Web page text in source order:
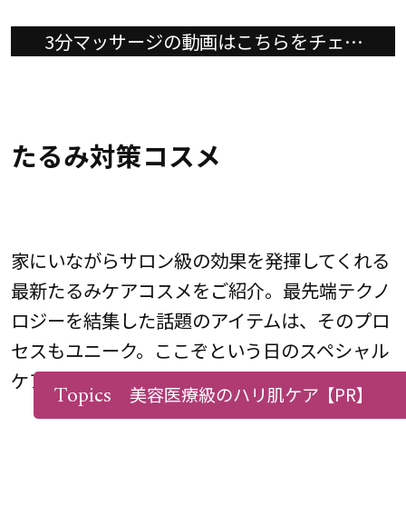
3分マッサージの動画はこちらをチェッ
たるみ対策コスメ
家にいながらサロン級の効果を発揮してくれる
最新たるみケアコスメをご紹介。最先端テクノ
ロジーを結集した話題のアイテムは、そのプロ
セスもユニーク。ここぞという日のスペシャル
ケアにぴったり。
Topics 美容医療級のハリ肌ケア【PR】